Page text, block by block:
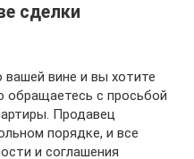
сделки
вашей вине и вы хотите
обращаетесь с просьбой
Продавец
порядке, и все
и соглашения